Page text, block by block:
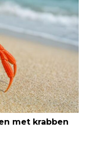
met krabben